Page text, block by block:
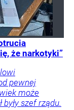
że narkotyki”
pewnej
może
szef rządu.